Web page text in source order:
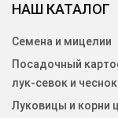
НАШ КАТАЛОГ
Семена и мицелии
Посадочный
лук-севок и чеснок
Луковицы и корни